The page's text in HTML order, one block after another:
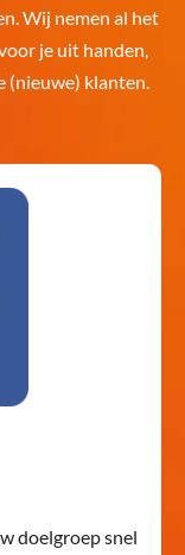
Wij nemen al het
je uit handen,
(nieuwe) klanten.
doelgroep snel